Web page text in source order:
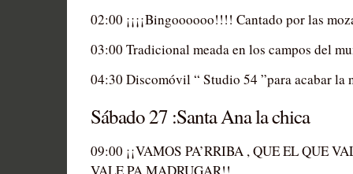
02:00 ¡¡¡¡Bingoooooo!!!! Cantado por las
03:00 Tradicional meada en los campos del
04:30 Discomóvil “ Studio 54 ”para acabar la
Sábado 27 :Santa Ana la chica
09:00 ¡¡VAMOS PA’RRIBA , QUE EL QUE
VALE PA MADRUGAR!!